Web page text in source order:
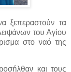
ξεπεραστούν τα
του Αγίου
στο ναό της
και τους